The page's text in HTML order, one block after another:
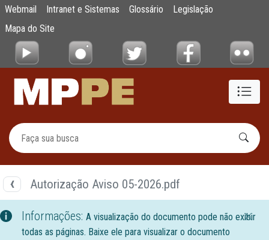
Pular para o Conteúdo principal
Documentos
Webmail Intranet e Sistemas Glossário
Legislação
Mapa do Site
Autorização Aviso 05-2026.pdf
Informações: A visualização do documento pode não exibir
todas as páginas. Baixe ele para visualizar o documento